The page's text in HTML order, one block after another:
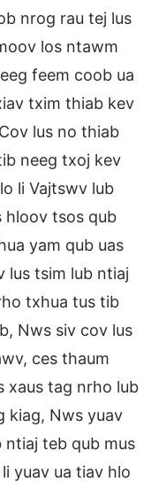
nrog rau tej lus
los ntawm
feem coob ua
txim thiab kev
lus no thiab
neeg txoj kev
li Vajtswv lub
hloov tsos qub
yam qub uas
lus tsim lub ntiaj
txhua tus tib
Nws siv cov lus
ces thaum
xaus tag nrho lub
kiag, Nws yuav
ntiaj teb qub mus
yuav ua tiav hlo